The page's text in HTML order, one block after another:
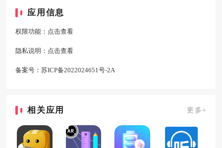
应用信息
权限功能： 点击查看
隐私说明： 点击查看
备案号：苏ICP备2022024651号-2A
相关应用 更多+